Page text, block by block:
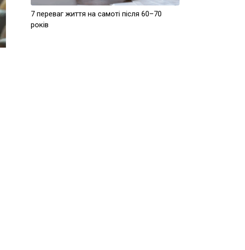
7 переваг життя на самоті після 60–70
років